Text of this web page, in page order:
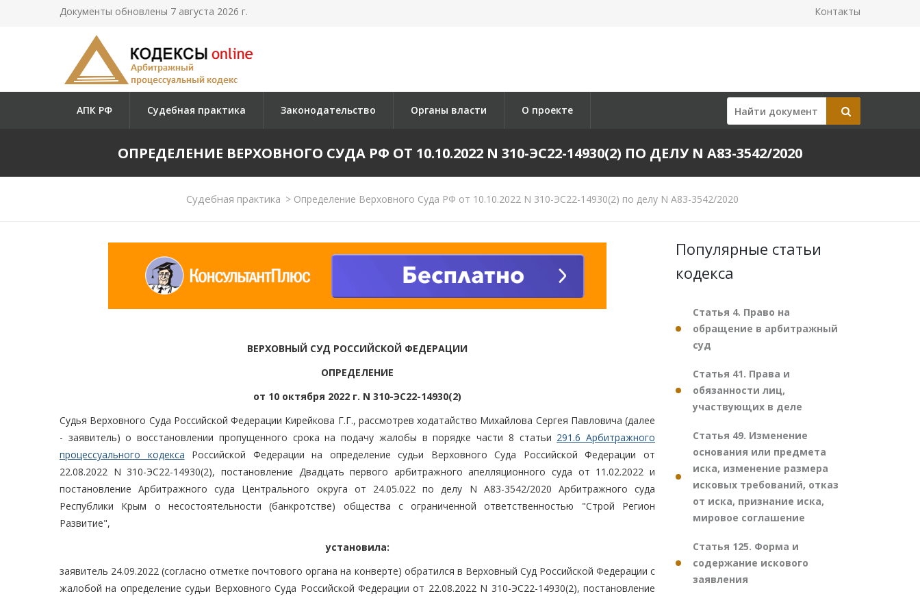
Документы обновлены 7 августа 2026 г. Контакты
АПК РФ Судебная практика Законодательство Органы власти О проекте
ОПРЕДЕЛЕНИЕ ВЕРХОВНОГО СУДА РФ ОТ 10.10.2022 N 310-ЭС22-14930(2) ПО ДЕЛУ N А83-3542/2020
Судебная практика > Определение Верховного Суда РФ от 10.10.2022 N 310-ЭС22-14930(2) по делу N А83-3542/2020
ВЕРХОВНЫЙ СУД РОССИЙСКОЙ ФЕДЕРАЦИИ
ОПРЕДЕЛЕНИЕ
от 10 октября 2022 г. N 310-ЭС22-14930(2)
Судья Верховного Суда Российской Федерации Кирейкова Г.Г., рассмотрев ходатайство Михайлова Сергея Павловича (далее
- заявитель) о восстановлении пропущенного срока на подачу жалобы в порядке части 8 статьи 291.6 Арбитражного
процессуального кодекса Российской Федерации на определение судьи Верховного Суда Российской Федерации от
22.08.2022 N 310-ЭС22-14930(2), постановление Двадцать первого арбитражного апелляционного суда от 11.02.2022 и
постановление Арбитражного суда Центрального округа от 24.05.022 по делу N А83-3542/2020 Арбитражного суда
Республики Крым о несостоятельности (банкротстве) общества с ограниченной ответственностью "Строй Регион
Развитие",
установила:
заявитель 24.09.2022 (согласно отметке почтового органа на конверте) обратился в Верховный Суд Российской Федерации с
жалобой на определение судьи Верховного Суда Российской Федерации от 22.08.2022 N 310-ЭС22-14930(2), постановление
Популярные статьи
кодекса
Статья 4. Право на
обращение в арбитражный
суд
Статья 41. Права и
обязанности лиц,
участвующих в деле
Статья 49. Изменение
основания или предмета
иска, изменение размера
исковых требований, отказ
от иска, признание иска,
мировое соглашение
Статья 125. Форма и
содержание искового
заявления